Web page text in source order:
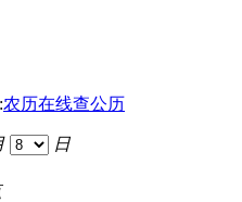
农历在线查公历
日